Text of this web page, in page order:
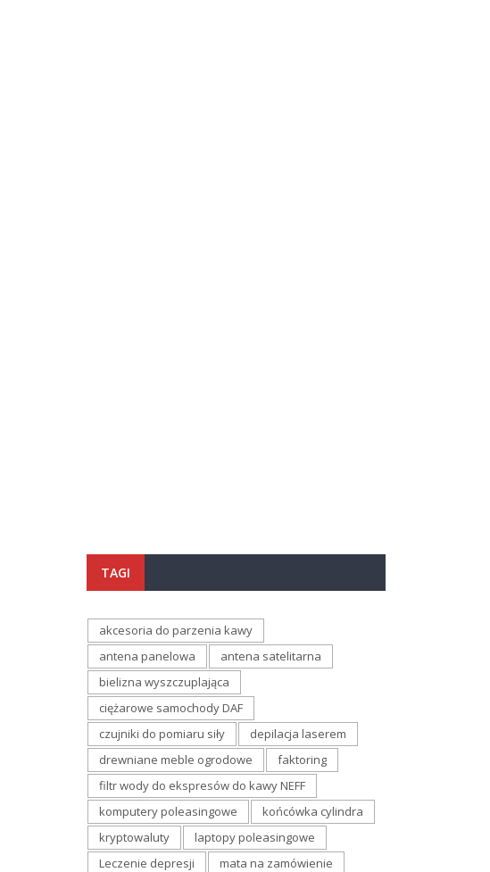
TAGI
akcesoria do parzenia kawy
antena panelowa
antena satelitarna
bielizna wyszczuplająca
ciężarowe samochody DAF
czujniki do pomiaru siły
depilacja laserem
drewniane meble ogrodowe
faktoring
filtr wody do ekspresów do kawy NEFF
komputery poleasingowe
końcówka cylindra
kryptowaluty
laptopy poleasingowe
Leczenie depresji
mata na zamówienie